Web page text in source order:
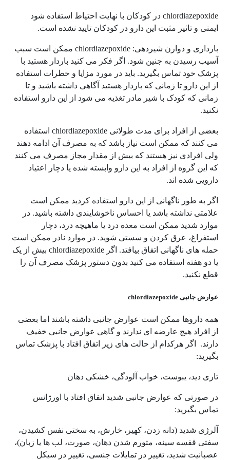
chlordiazepoxide در کودکان با نهایت احتیاط استفاده شود
ایمنی و تاثیر مثبت این دارو در کودکان تایید نشده است.
بارداری و دوارن شیردهی: chlordiazepoxide ممکن است سبب
آسیب رسیدن به جنین شود. اگر فکر می کنید باردار هستید با
پزشک خود تماس بگیرید. باید در مورد مزایا و خطرات استفاده
از این دارو تا زمانی که باردار هستید آگاهی داشته باشید و تا
زمانی که کودک با شیر مادر تغذیه می شود از این دارو استفاده
نکنید.
بعضی از افراد برای مدت طولانی chlordiazepoxide استفاده
می کنند که ممکن است نیاز باشد که به مصرف آن ادامه دهند
ولی افرادی نیز هستند که بیش از مقدار مجاز مصرف می کنند
که این گروه از افراد به این دارو وابسته شده یا دچار اعتیاد
دارویی شده اند.
اگر به طور ناگهانی از این دارو استفاده کردید ممکن است
علامتی نداشته باشد یا احساس ناخوشایندی داشته باشید. در
موارد شدید ممکن است معده درد یا ماهیچه درد، دچار
استفراغ، عرق کردن و سستی شوید. در موارد نادر ممکن است
حمله های ناگهانی اتفاق بیافتد. اگر chlordiazepoxide بیش از یک
یا دو هفته استفاده می کنید بدون دستور پزشک مصرف آن را
قطع نکنید.
عوارض جانبی chlordiazepoxide
همه داروها ممکن است عوارض جانبی داشته باشند اما بعضی
از افراد هیچ عارضه ای ندارند و گاهی عوارض جانبی خفیف
دارند. اگر هرکدام از حالت های زیر اتفاق افتاد با پزشک تماس
بگیرید:
تاری دید، یبوست، خواب آلودگی، خشکی دهان
در صورتی که عوارض جانبی شدید اتفاق افتاد با اورژانس
تماس بگیرید:
آلرژی شدید (دانه زدن، کهیر، خارش، به سختی نفس کشیدن،
سفتی قفسه سینه، متورم شدن دهان، صورت، لب ها یا زبان)،
عصبانیت شدید، تغییر در تمایلات جنسی، تغییر در سیکل